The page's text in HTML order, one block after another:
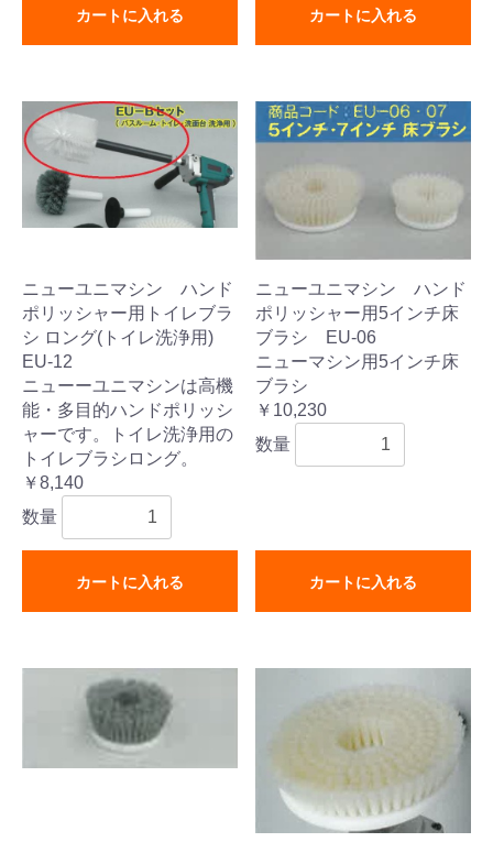
カートに入れる カートに入れる
ニューユニマシン ハンド
ポリッシャー用トイレブラ
シ ロング(トイレ洗浄用)
EU-12
ニューーユニマシンは高機
能・多目的ハンドポリッシ
ャーです。トイレ洗浄用の
トイレブラシロング。
￥8,140
数量
カートに入れる
ニューユニマシン ハンド
ポリッシャー用5インチ床
ブラシ EU-06
ニューマシン用5インチ床
ブラシ
￥10,230
数量
カートに入れる